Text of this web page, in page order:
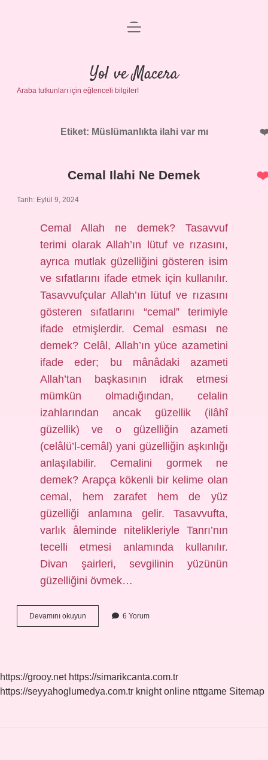
Anasayfa
Gizlilik Politikası
Yasal Uyarı
menüyü
Yol ve Macera
Araba tutkunları için eğlenceli bilgiler!
Etiket: Müslümanlıkta ilahi var mı
Cemal Ilahi Ne Demek
Tarih: Eylül 9, 2024
Cemal Allah ne demek? Tasavvuf
terimi olarak Allah’ın lütuf ve rızasını,
ayrıca mutlak güzelliğini gösteren isim
ve sıfatlarını ifade etmek için kullanılır.
Tasavvufçular Allah’ın lütuf ve rızasını
gösteren sıfatlarını “cemal” terimiyle
ifade etmişlerdir. Cemal esması ne
demek? Celâl, Allah’ın yüce azametini
ifade eder; bu mânâdaki azameti
Allah’tan başkasının idrak etmesi
mümkün olmadığından, celalin
izahlarından ancak güzellik (ilâhî
güzellik) ve o güzelliğin azameti
(celâlü’l-cemâl) yani güzelliğin aşkınlığı
anlaşılabilir. Cemalini gormek ne
demek? Arapça kökenli bir kelime olan
cemal, hem zarafet hem de yüz
güzelliği anlamına gelir. Tasavvufta,
varlık âleminde nitelikleriyle Tanrı’nın
tecelli etmesi anlamında kullanılır.
Divan şairleri, sevgilinin yüzünün
güzelliğini övmek…
Devamını okuyun
Ilahi
6 Yorum
https://grooy.net https://simarikcanta.com.tr
https://seyyahoglumedya.com.tr knight online nttgame Sitemap